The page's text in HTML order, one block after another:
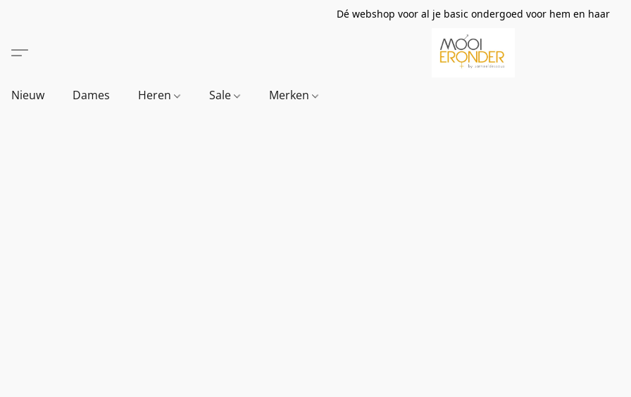
Dé webshop voor al je basic ondergoed voor hem en haar
Nieuw Dames Heren Sale Merken